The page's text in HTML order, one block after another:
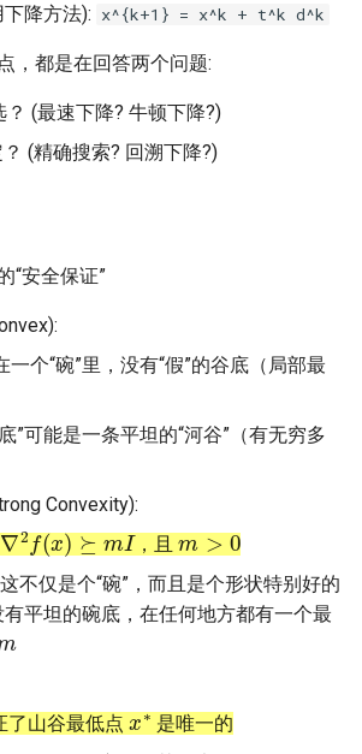
降方法): x^{k+1} = x^k + t^k d^k
，都是在回答两个问题:
？ (最速下降? 牛顿下降?)
(精确搜索? 回溯下降?)
“安全保证”
一个“碗”里，没有“假”的谷底（局部最
”可能是一条平坦的“河谷”（有无穷多
Convexity):
∇2f(x)⪰mI
，且
m>0
不仅是个“碗”，而且是个形状特别好的
有平坦的碗底，在任何地方都有一个最
了山谷最低点
x
∗
是唯一的